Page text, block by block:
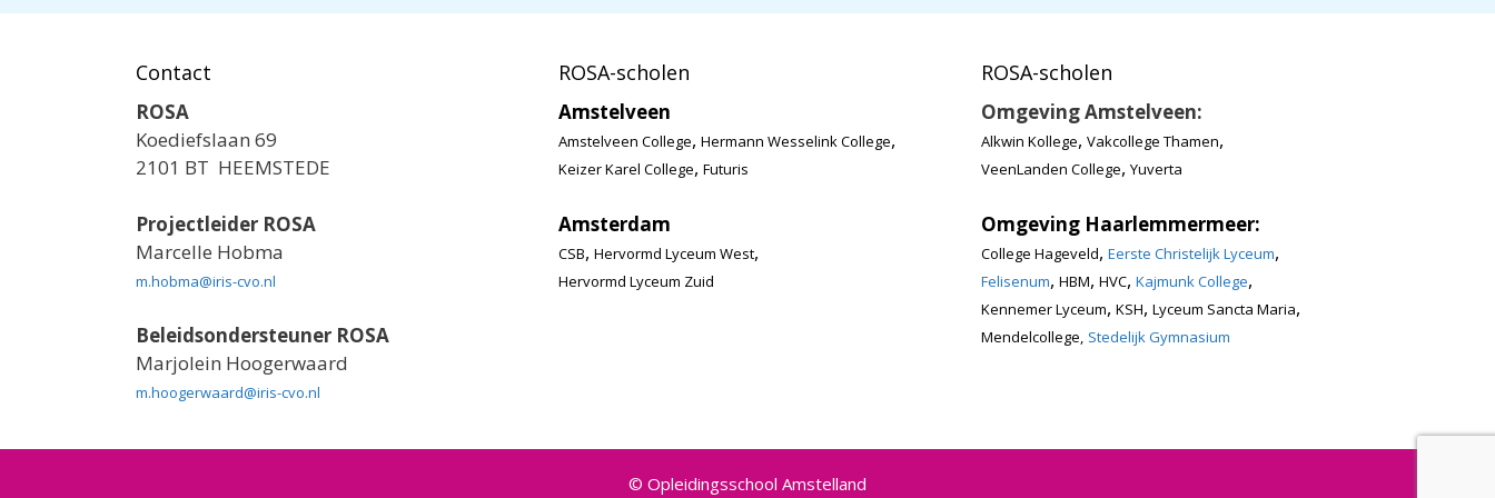
Contact
ROSA
Koediefslaan 69
2101 BT HEEMSTEDE
Projectleider ROSA
Marcelle Hobma
m.hobma@iris-cvo.nl
Beleidsondersteuner ROSA
Marjolein Hoogerwaard
m.hoogerwaard@iris-cvo.nl
ROSA-scholen
Amstelveen
Amstelveen College, Hermann Wesselink College,
Keizer Karel College, Futuris
Amsterdam
CSB, Hervormd Lyceum West,
Hervormd Lyceum Zuid
ROSA-scholen
Omgeving Amstelveen:
Alkwin Kollege, Vakcollege Thamen,
VeenLanden College, Yuverta
Omgeving Haarlemmermeer:
College Hageveld, Eerste Christelijk Lyceum,
Felisenum, HBM, HVC, Kajmunk College,
Kennemer Lyceum, KSH, Lyceum Sancta Maria,
Mendelcollege, Stedelijk Gymnasium
© Opleidingsschool Amstelland